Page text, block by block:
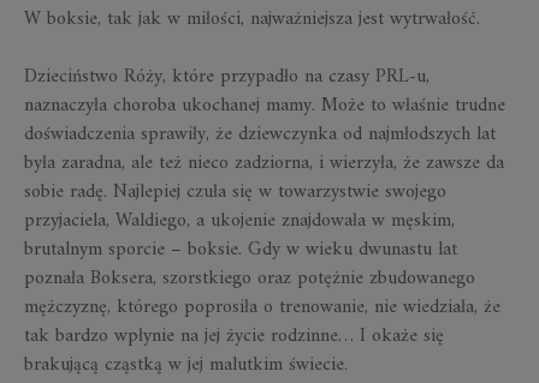
W boksie, tak jak w miłości, najważniejsza jest wytrwałość.
Dzieciństwo Róży, które przypadło na czasy PRL-u,
naznaczyła choroba ukochanej mamy. Może to właśnie trudne
doświadczenia sprawiły, że dziewczynka od najmłodszych lat
była zaradna, ale też nieco zadziorna, i wierzyła, że zawsze da
sobie radę. Najlepiej czuła się w towarzystwie swojego
przyjaciela, Waldiego, a ukojenie znajdowała w męskim,
brutalnym sporcie – boksie. Gdy w wieku dwunastu lat
poznała Boksera, szorstkiego oraz potężnie zbudowanego
mężczyznę, którego poprosiła o trenowanie, nie wiedziała, że
tak bardzo wpłynie na jej życie rodzinne… I okaże się
brakującą cząstką w jej malutkim świecie.